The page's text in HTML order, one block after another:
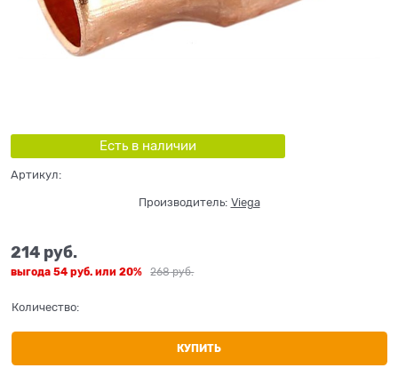
Есть в наличии
Артикул:
Производитель: Viega
268 руб.
214 руб.
выгода 54 руб. или 20%
Количество:
КУПИТЬ